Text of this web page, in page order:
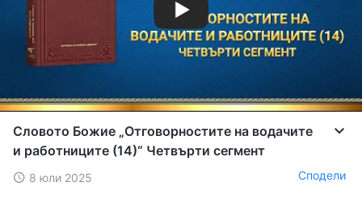
Словото Божие „Отговорностите на водачите
и работниците (14)“ Четвърти сегмент
8 юли 2025 Сподели